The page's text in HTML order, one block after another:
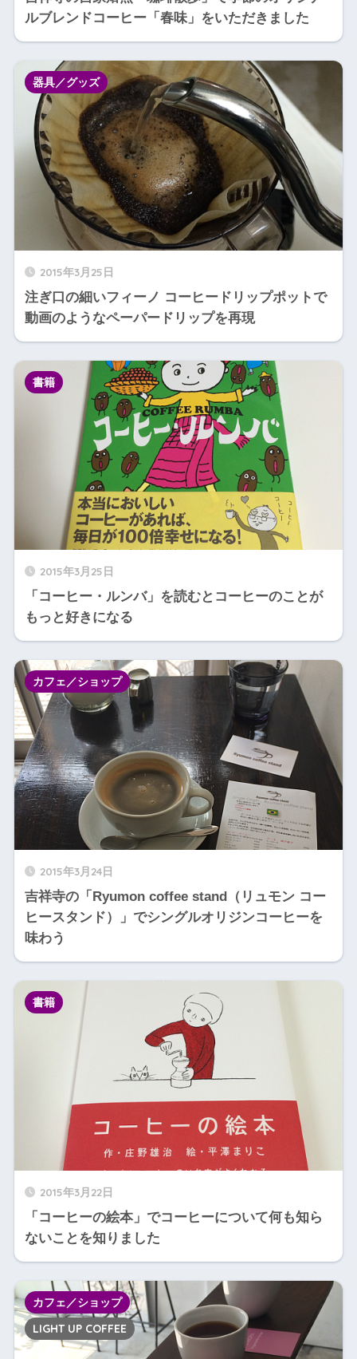
ルブレンドコーヒー「春味」をいただきました
2015年3月25日
注ぎ口の細いフィーノ コーヒードリップポットで
動画のようなペーパードリップを再現
器具／グッズ
2015年3月25日
「コーヒー・ルンバ」を読むとコーヒーのことが
もっと好きになる
書籍
2015年3月24日
吉祥寺の「Ryumon coffee stand（リュモン コー
ヒースタンド）」でシングルオリジンコーヒーを
味わう
カフェ／ショップ
2015年3月22日
「コーヒーの絵本」でコーヒーについて何も知ら
ないことを知りました
書籍
カフェ／ショップ
LIGHT UP COFFEE